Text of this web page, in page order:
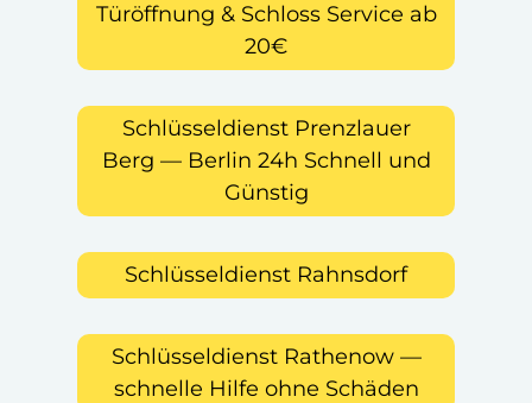
Türöffnung & Schloss Service ab
20€
Schlüsseldienst Prenzlauer
Berg — Berlin 24h Schnell und
Günstig
Schlüsseldienst Rahnsdorf
Schlüsseldienst Rathenow —
schnelle Hilfe ohne Schäden